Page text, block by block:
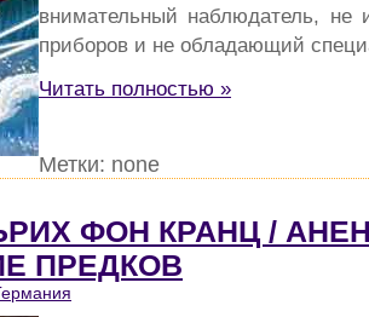
внимательный наблюдатель, не
приборов и не обладающий
Читать полностью »
Метки: none
ФОН КРАНЦ /
ПРЕДКОВ